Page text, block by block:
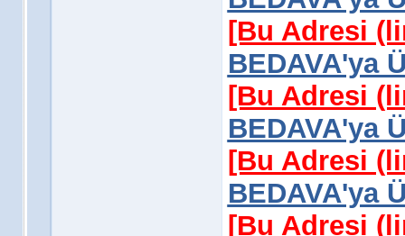
[Bu Adresi
BEDAVA'ya
[Bu Adresi
BEDAVA'ya
[Bu Adresi
BEDAVA'ya
[Bu Adresi